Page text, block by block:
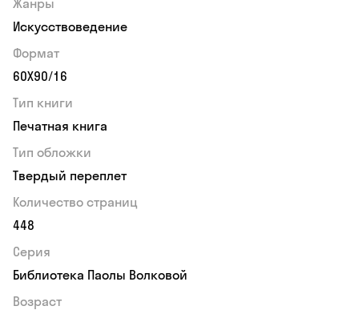
Жанры
Искусствоведение
Формат
60Х90/16
Тип книги
Печатная книга
Тип обложки
Твердый переплет
Количество страниц
448
Серия
Библиотека Паолы Волковой
Возраст